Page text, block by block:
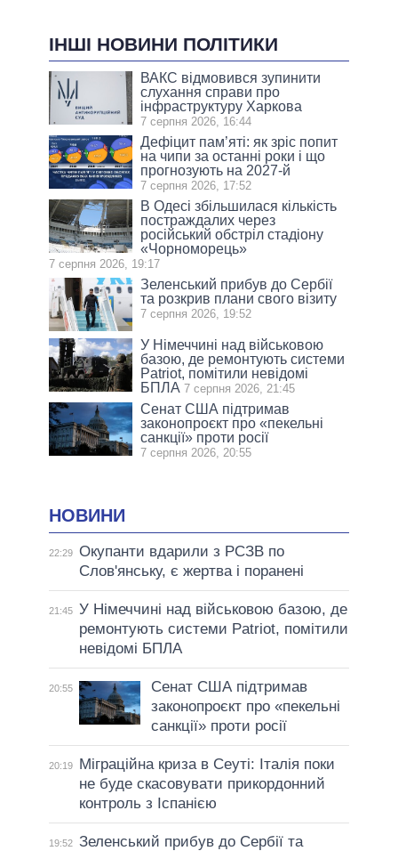
ІНШІ НОВИНИ ПОЛІТИКИ
ВАКС відмовився зупинити
слухання справи про
інфраструктуру Харкова
7 серпня 2026, 16:44
Дефіцит пам’яті: як зріс попит
на чипи за останні роки і що
прогнозують на 2027-й
7 серпня 2026, 17:52
В Одесі збільшилася кількість
постраждалих через
російський обстріл стадіону
«Чорноморець»
7 серпня 2026, 19:17
Зеленський прибув до Сербії
та розкрив плани свого візиту
7 серпня 2026, 19:52
У Німеччині над військовою
базою, де ремонтують системи
Patriot, помітили невідомі
БПЛА 7 серпня 2026, 21:45
Сенат США підтримав
законопроєкт про «пекельні
санкції» проти росії
7 серпня 2026, 20:55
НОВИНИ
22:29 Окупанти вдарили з РСЗВ по
Слов'янську, є жертва і поранені
21:45 У Німеччині над військовою базою, де
ремонтують системи Patriot, помітили
невідомі БПЛА
20:55
Сенат США підтримав
законопроєкт про «пекельні
санкції» проти росії
20:19
Міграційна криза в Сеуті: Італія поки
не буде скасовувати прикордонний
контроль з Іспанією
19:52 Зеленський прибув до Сербії та